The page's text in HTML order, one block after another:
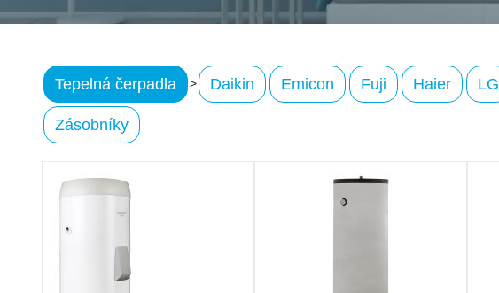
Tepelná čerpadla > Daikin Emicon Fuji Haier LG
Zásobníky